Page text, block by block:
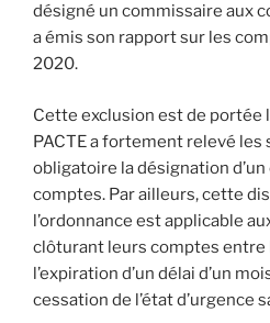
désigné un commissaire aux
a émis son rapport sur les
2020.
Cette exclusion est de portée
PACTE a fortement relevé les
obligatoire la désignation
comptes. Par ailleurs, cette
l’ordonnance est applicable
clôturant leurs comptes entre
l’expiration d’un délai d’un
cessation de l’état d’urgence